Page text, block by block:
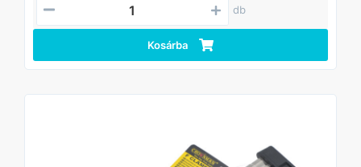
Erős, tartós öntöttvas szerkezet hosszú élettartammal
Csúszásmentes, ergonomikus TPR markolat a kényelmes
Profi és hobbi felhasználásra egyaránt alkalmas
Alkalmazás
db
Kosárba